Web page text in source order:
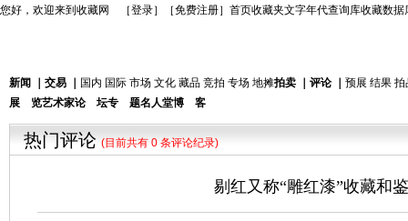
您好，欢迎来到收藏网 ［登录］［免费注册］ 收藏数据
文字年代查询库
收藏夹
首页
新闻 国内 国际 市场 文化
交易 藏品 竞拍 专场 地摊拍卖 预展 结果 拍
评论｜
展 览艺术家论 坛专 题名人堂博 客
热门评论(目前共有 0 条评论纪录)
剔红又称“雕红漆”收藏和